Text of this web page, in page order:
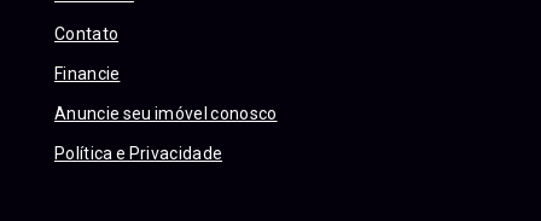
Contato
Financie
Anuncie seu imóvel conosco
Política e Privacidade